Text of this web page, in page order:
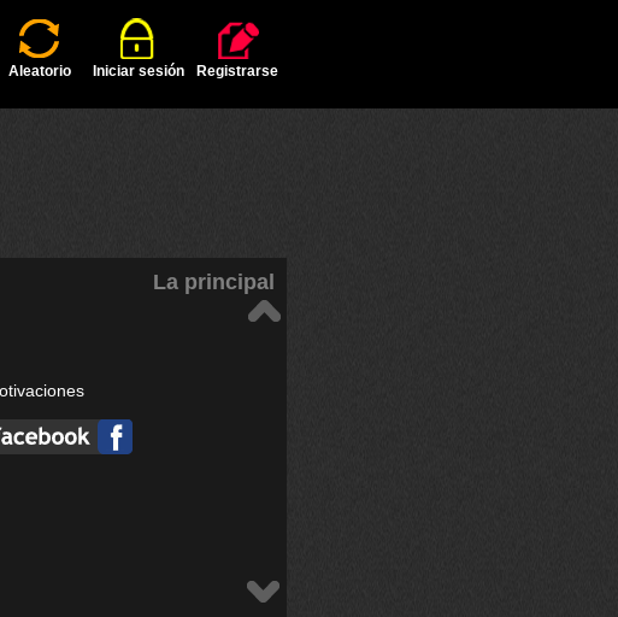
Aleatorio Iniciar sesión Registrarse
La principal